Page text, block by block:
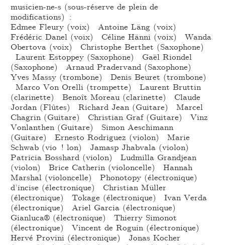
musicien-ne-s (sous-réserve de plein de
modifications) :
Edmee Fleury (voix) Antoine Läng (voix)
Frédéric Danel (voix) Céline Hänni (voix) Wanda
Obertova (voix) Christophe Berthet (Saxophone)
Laurent Estoppey (Saxophone) Gaël Riondel
(Saxophone) Arnaud Pradervand (Saxophone)
Yves Massy (trombone) Denis Beuret (trombone)
Marco Von Orelli (trompette) Laurent Bruttin
(clarinette) Benoît Moreau (clarinette) Claude
Jordan (Flûtes) Richard Jean (Guitare) Marcel
Chagrin (Guitare) Christian Graf (Guitare) Vinz
Vonlanthen (Guitare) Simon Aeschimann
(Guitare) Ernesto Rodriguez (violon) Marie
Schwab (vio ! lon) Jamasp Jhabvala (violon)
Patricia Bosshard (violon) Ludmilla Grandjean
(violon) Brice Catherin (violoncelle) Hannah
Marshal (violoncelle) Phonotopy (électronique)
d’incise (électronique) Christian Müller
(électronique) Tokage (électronique) Ivan Verda
(électronique) Ariel Garcia (électronique)
Gianluca® (électronique) Thierry Simonot
(électronique) Vincent de Roguin (électronique)
Hervé Provini (électronique) Jonas Kocher